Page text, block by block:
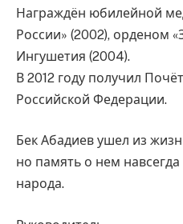
Награждён юбилейной
России» (2002), орденом
Ингушетия (2004).
В 2012 году получил
Российской Федерации.
Бек Абадиев ушел из
но память о нем
народа.